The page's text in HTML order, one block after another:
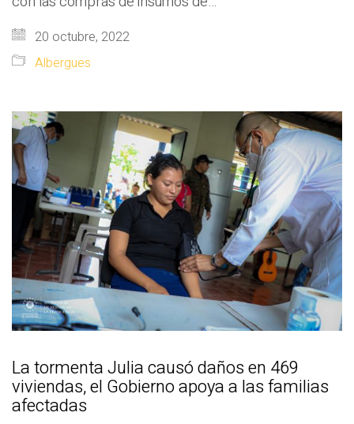
20 octubre, 2022
Albergues
La tormenta Julia causó daños en 469
viviendas, el Gobierno apoya a las familias
afectadas